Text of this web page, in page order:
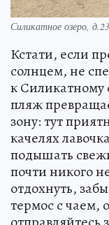
Силикатное озеро,
Кстати, если
солнцем, не
к Силикатному
пляж
зону: тут
качелях
подышать
почти никого
отдохнуть,
термос с чаем,